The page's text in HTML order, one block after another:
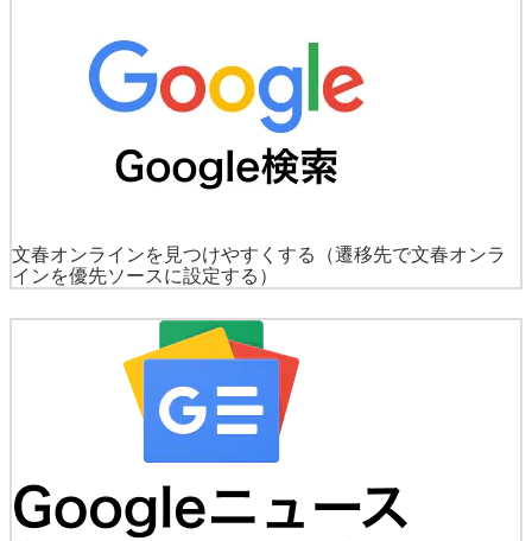
文春オンラインを見つけやすくする
（遷移先で文春オンラ
インを優先ソースに設定する）